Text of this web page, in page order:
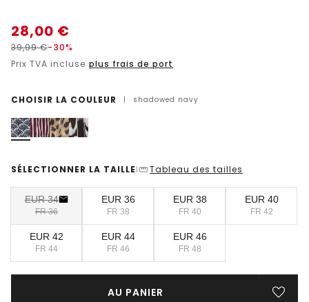
28,00 €
39,99€-30%
Prix TVA incluse plus frais de port
CHOISIR LA COULEUR | shadowed navy
SÉLECTIONNER LA TAILLE | Tableau des tailles
EUR 34
FR 36
EUR 36
FR 38
EUR 38
FR 40
EUR 40
FR 42
EUR 42
FR 44
EUR 44
FR 46
EUR 46
FR 48
AU PANIER